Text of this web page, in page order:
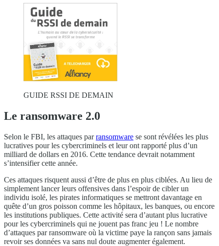
GUIDE RSSI DE DEMAIN
Le ransomware 2.0
Selon le FBI, les attaques parransomware se sont révélées les plus
lucratives pour les cybercriminels et leur ont rapporté plus d’un
milliard de dollars en 2016. Cette tendance devrait notamment
s’intensifier cette année.
Ces attaques risquent aussi d’être de plus en plus ciblées. Au lieu de
simplement lancer leurs offensives dans l’espoir de cibler un
individu isolé, les pirates informatiques se mettront davantage en
quête d’un gros poisson comme les hôpitaux, les banques, ou encore
les institutions publiques. Cette activité sera d’autant plus lucrative
pour les cybercriminels qui ne jouent pas franc jeu ! Le nombre
d’attaques par ransomware où la victime paye la rançon sans jamais
revoir ses données va sans nul doute augmenter également.